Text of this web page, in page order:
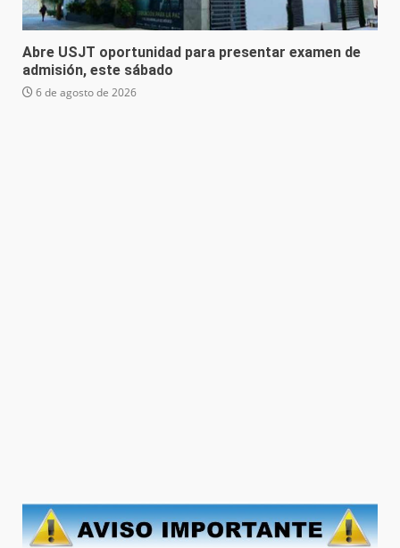
Abre USJT oportunidad para presentar examen de
admisión, este sábado
6 de agosto de 2026